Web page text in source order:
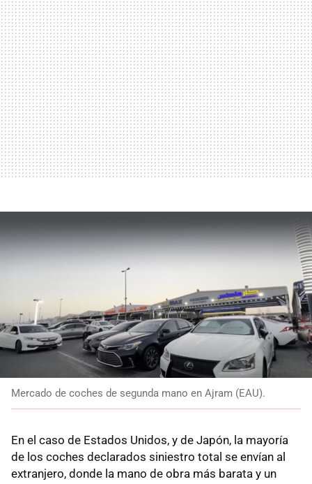
Mercado de coches de segunda mano en Ajram (EAU).
En el caso de Estados Unidos, y de Japón, la mayoría
de los coches declarados siniestro total se envían al
extranjero, donde la mano de obra más barata y un